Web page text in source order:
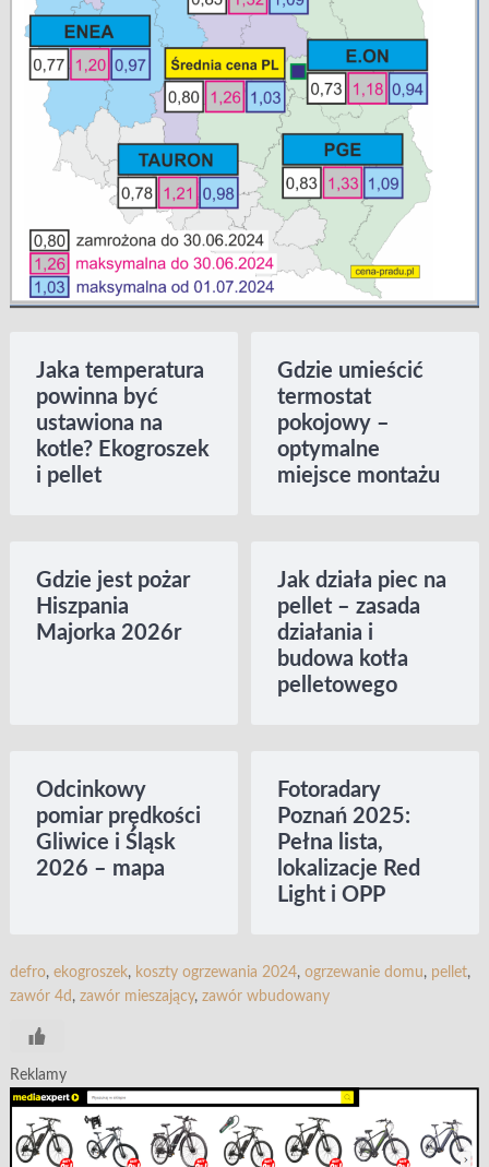
Jaka temperatura
powinna być
ustawiona na
kotle? Ekogroszek
i pellet
Gdzie umieścić
termostat
pokojowy –
optymalne
miejsce montażu
Gdzie jest pożar
Hiszpania
Majorka 2026r
Jak działa piec na
pellet – zasada
działania i
budowa kotła
pelletowego
Odcinkowy
pomiar prędkości
Gliwice i Śląsk
2026 – mapa
Fotoradary
Poznań 2025:
Pełna lista,
lokalizacje Red
Light i OPP
defro, ekogroszek, koszty ogrzewania 2024, ogrzewanie domu, pellet ,
zawór 4d , zawór mieszający, zawór wbudowany
Reklamy